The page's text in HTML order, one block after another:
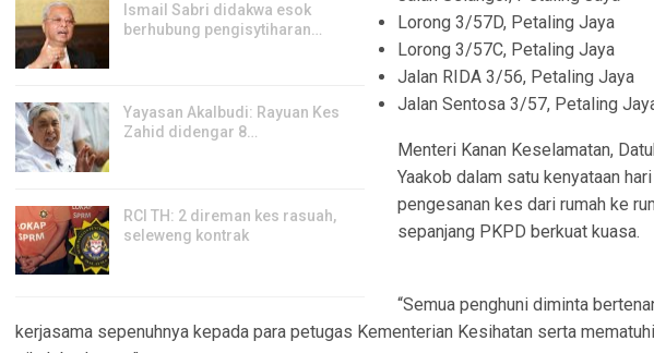
Ismail Sabri didakwa esok
berhubung pengisytiharan…
Yayasan Akalbudi: Rayuan Kes
Zahid didengar 8…
RCI TH: 2 direman kes rasuah,
seleweng kontrak
Lorong 3/57D, Petaling Jaya
Lorong 3/57C, Petaling Jaya
Jalan RIDA 3/56, Petaling Jaya
Jalan Sentosa 3/57, Petaling
Menteri Kanan Keselamatan,
Yaakob dalam satu kenyataan
pengesanan kes dari rumah ke
sepanjang PKPD berkuat kuasa.
“Semua penghuni diminta
kerjasama sepenuhnya kepada para petugas Kementerian Kesihatan serta